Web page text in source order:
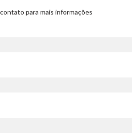
para mais informações